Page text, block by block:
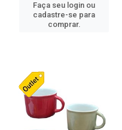
Faça seu login ou
cadastre-se para
comprar.